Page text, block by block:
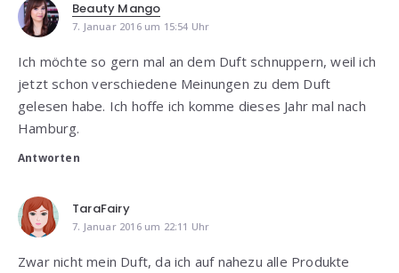
Beauty Mango
7. Januar 2016 um 15:54 Uhr
Ich möchte so gern mal an dem Duft schnuppern, weil ich
jetzt schon verschiedene Meinungen zu dem Duft
gelesen habe. Ich hoffe ich komme dieses Jahr mal nach
Hamburg.
Antworten
TaraFairy
7. Januar 2016 um 22:11 Uhr
Zwar nicht mein Duft, da ich auf nahezu alle Produkte